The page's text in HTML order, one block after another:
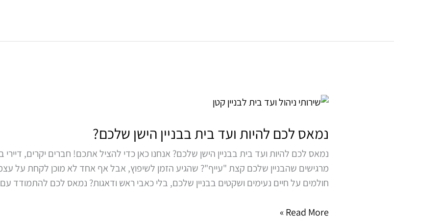
נמאס לכם להיות ועד בית בבניין הישן שלכם?
נמאס לכם להיות ועד בית בבניין הישן שלכם? אנחנו כאן כדי להציל אתכם! חברים יקרים, דיירי
מרגישים שהבניין שלכם קצת "עייף"? שהגיע הזמן לשיפוץ, אבל אף אחד לא מוכן לקחת על
חולמים על חיים נעימים ושקטים בבניין שלכם, בלי כאבי ראש ודאגות? נמאס לכם להתמודד עם
נמאס
להיות
בית
בבניין
הישן
Read More »